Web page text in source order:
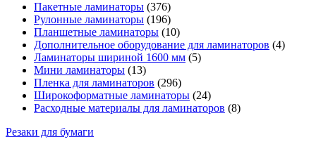
Пакетные ламинаторы (376)
Рулонные ламинаторы (196)
Планшетные ламинаторы (10)
Дополнительное оборудование для ламинаторов (4)
Ламинаторы шириной 1600 мм (5)
Мини ламинаторы (13)
Пленка для ламинаторов (296)
Широкоформатные ламинаторы (24)
Расходные материалы для ламинаторов (8)
Резаки для бумаги